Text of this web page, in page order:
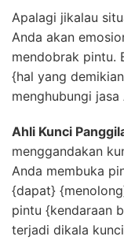
Apalagi jikalau
Anda akan
mendobrak pintu.
{hal yang
menghubungi jasa
Ahli Kunci
menggandakan
Anda membuka
{dapat}
pintu {kendaraan
terjadi dikala